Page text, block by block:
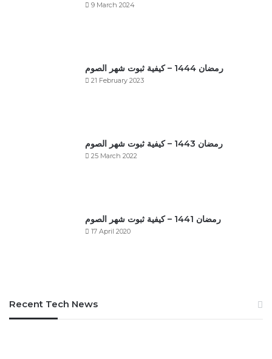
9 March 2024
رمضان 1444 – كيفية ثبوت شهر الصوم
21 February 2023
رمضان 1443 – كيفية ثبوت شهر الصوم
25 March 2022
رمضان 1441 – كيفية ثبوت شهر الصوم
17 April 2020
Recent Tech News